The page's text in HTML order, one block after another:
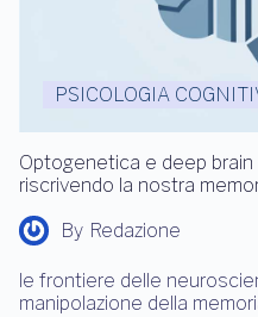
PSICOLOGIA
Optogenetica e deep
riscrivendo la nostra
By Redazione
le frontiere delle
manipolazione della